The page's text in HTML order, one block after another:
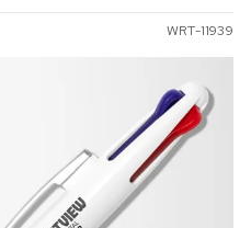
WRT-11939